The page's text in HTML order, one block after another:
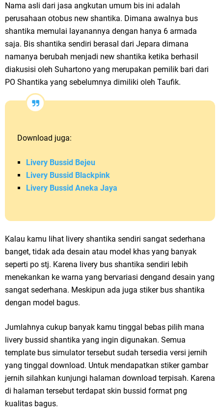
Nama asli dari jasa angkutan umum bis ini adalah
perusahaan otobus new shantika. Dimana awalnya bus
shantika memulai layanannya dengan hanya 6 armada
saja. Bis shantika sendiri berasal dari Jepara dimana
namanya berubah menjadi new shantika ketika berhasil
diakusisi oleh Suhartono yang merupakan pemilik bari dari
PO Shantika yang sebelumnya dimiliki oleh Taufik.
Download juga:
Livery Bussid Bejeu
Livery Bussid Blackpink
Livery Bussid Aneka Jaya
Kalau kamu lihat livery shantika sendiri sangat sederhana
banget, tidak ada desain atau model khas yang banyak
seperti po stj. Karena livery bus shantika sendiri lebih
menekankan ke warna yang bervariasi dengand desain yang
sangat sederhana. Meskipun ada juga stiker bus shantika
dengan model bagus.
Jumlahnya cukup banyak kamu tinggal bebas pilih mana
livery bussid shantika yang ingin digunakan. Semua
template bus simulator tersebut sudah tersedia versi jernih
yang tinggal download. Untuk mendapatkan stiker gambar
jernih silahkan kunjungi halaman download terpisah. Karena
di halaman tersebut terdapat skin bussid format png
kualitas bagus.